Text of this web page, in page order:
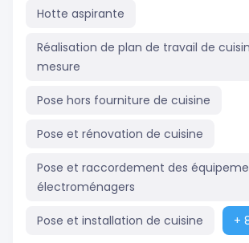
Hotte aspirante
Réalisation de plan de travail de
mesure
Pose hors fourniture de cuisine
Pose et rénovation de cuisine
Pose et raccordement des
électroménagers
Pose et installation de cuisine +